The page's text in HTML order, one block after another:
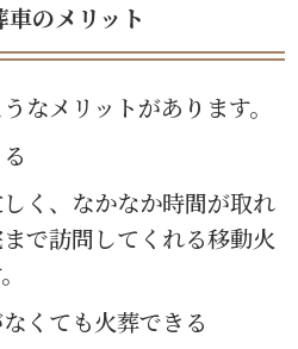
車のメリット
なメリットがあります。
く、なかなか時間が取れ
で訪問してくれる移動火
くても火葬できる